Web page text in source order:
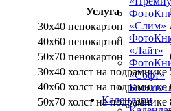
«Слим»
«Лайт»
«Софт»
Календари
Услуга
30х40 пенокартон
40х60 пенокартон
50х70 пенокартон
30х40 холст на подрамнике
40х60 холст на подрамнике
50х70 холст на подрамнике